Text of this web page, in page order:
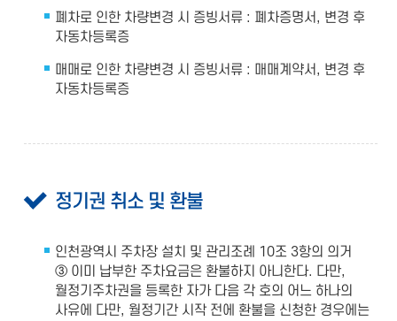
폐차로 인한 차량변경 시 증빙서류 : 폐차증명서, 변경 후
자동차등록증
매매로 인한 차량변경 시 증빙서류 : 매매계약서, 변경 후
자동차등록증
정기권 취소 및 환불
인천광역시 주차장 설치 및 관리조례 10조 3항의 의거
③ 이미 납부한 주차요금은 환불하지 아니한다. 다만,
월정기주차권을 등록한 자가 다음 각 호의 어느 하나의
사유에 다만, 월정기간 시작 전에 환불을 신청한 경우에는